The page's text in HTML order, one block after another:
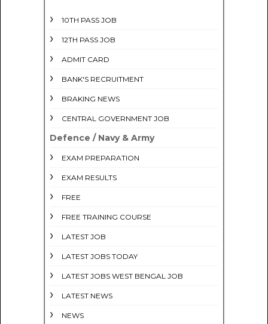
10TH PASS JOB
12TH PASS JOB
ADMIT CARD
BANK'S RECRUITMENT
BRAKING NEWS
CENTRAL GOVERNMENT JOB
Defence / Navy & Army
EXAM PREPARATION
EXAM RESULTS
FREE
FREE TRAINING COURSE
LATEST JOB
LATEST JOBS TODAY
LATEST JOBS WEST BENGAL JOB
LATEST NEWS
NEWS